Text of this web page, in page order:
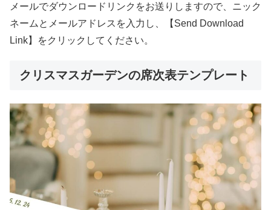
メールでダウンロードリンクをお送りしますので、ニック
ネームとメールアドレスを入力し、【Send Download
Link】をクリックしてください。
クリスマスガーデンの席次表テンプレート